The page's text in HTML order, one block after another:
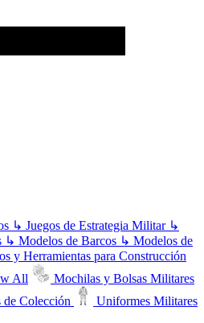
↳ Juegos de Estrategia Militar ↳
↳ Modelos de Barcos ↳ Modelos de
y Herramientas para Construcción
All
Mochilas y Bolsas Militares
Colección
Uniformes Militares